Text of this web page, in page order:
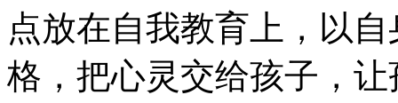
点放在自我教育上，以
格，把心灵交给孩子，